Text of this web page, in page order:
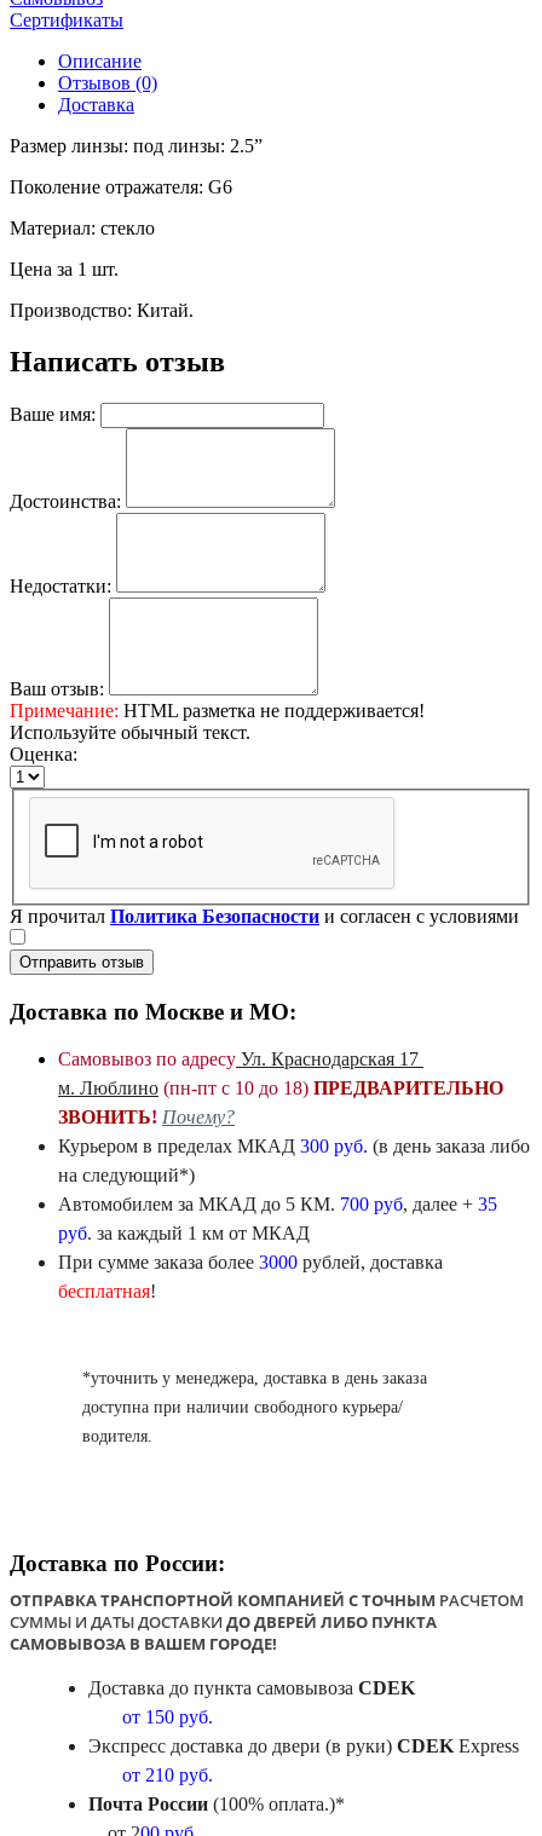
Сертификаты
Описание
Отзывов (0)
Доставка
Размер линзы: под линзы: 2.5”
Поколение отражателя: G6
Материал: стекло
Цена за 1 шт.
Производство: Китай.
Написать отзыв
Ваше имя:
Достоинства:
Недостатки:
Ваш отзыв:
Примечание: HTML разметка не поддерживается!
Используйте обычный текст.
Оценка:
Я прочитал Политика Безопасности и согласен с условиями
Отправить отзыв
Доставка по Москве и МО:
Самовывоз по адресу Ул. Краснодарская 17
м. Люблино (пн-пт с 10 до 18) ПРЕДВАРИТЕЛЬНО
ЗВОНИТЬ! Почему?
Курьером в пределах МКАД 300 руб. (в день заказа либо
на следующий*)
Автомобилем за МКАД до 5 КМ. 700 руб, далее + 35
руб. за каждый 1 км от МКАД
При сумме заказа более 3000 рублей, доставка
бесплатная!
*уточнить у менеджера, доставка в день заказа
доступна при наличии свободного курьера/
водителя.
Доставка по России:
ОТПРАВКА ТРАНСПОРТНОЙ КОМПАНИЕЙ С ТОЧНЫМ РАСЧЕТОМ
СУММЫ И ДАТЫ ДОСТАВКИ ДО ДВЕРЕЙ ЛИБО ПУНКТА
САМОВЫВОЗА В ВАШЕМ ГОРОДЕ!
Доставка до пункта самовывоза CDEK
от 150 руб.
Экспресс доставка до двери (в руки) CDEK Express
от 210 руб.
Почта России (100% оплата.)*